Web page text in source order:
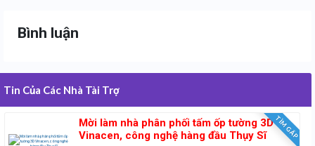
Bình luận
Tin Của Các Nhà Tài Trợ
TÌM GẤP
Mời làm nhà phân phối tấm ốp tường 3D
Vinacen, công nghệ hàng đầu Thụy Sĩ